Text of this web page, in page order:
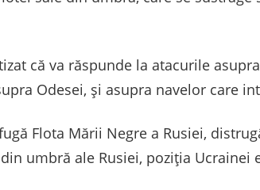
că va răspunde la atacurile
Odesei, și asupra navelor care
Flota Mării Negre a Rusiei,
umbră ale Rusiei, poziția Ucrainei